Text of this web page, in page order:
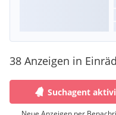
38 Anzeigen in
Suchagent